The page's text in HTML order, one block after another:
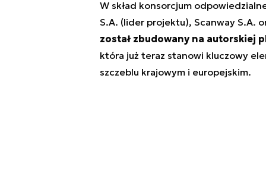
W skład konsorcjum
S.A. (lider projektu), Scanway S.A.
został zbudowany na autorskiej
która już teraz stanowi kluczowy
szczeblu krajowym i europejskim.